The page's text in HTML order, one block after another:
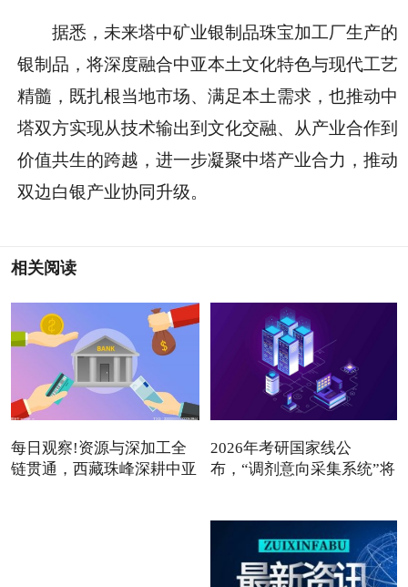
据悉，未来塔中矿业银制品珠宝加工厂生产的
银制品，将深度融合中亚本土文化特色与现代工艺
精髓，既扎根当地市场、满足本土需求，也推动中
塔双方实现从技术输出到文化交融、从产业合作到
价值共生的跨越，进一步凝聚中塔产业合力，推动
双边白银产业协同升级。
相关阅读
每日观察!资源与深加工全
链贯通，西藏珠峰深耕中亚
2026年考研国家线公
布，“调剂意向采集系统”将